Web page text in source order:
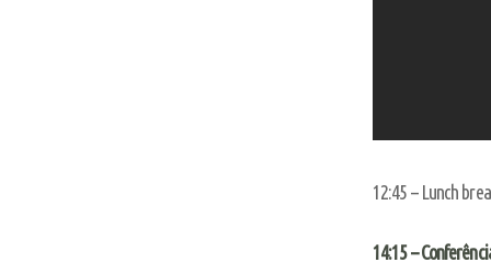
12:45 – Lunch
14:15 –